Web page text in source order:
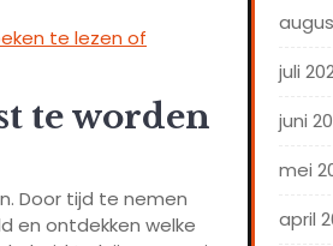
te lezen of
te worden
Door tijd te nemen
en ontdekken welke
juli
juni
mei
april